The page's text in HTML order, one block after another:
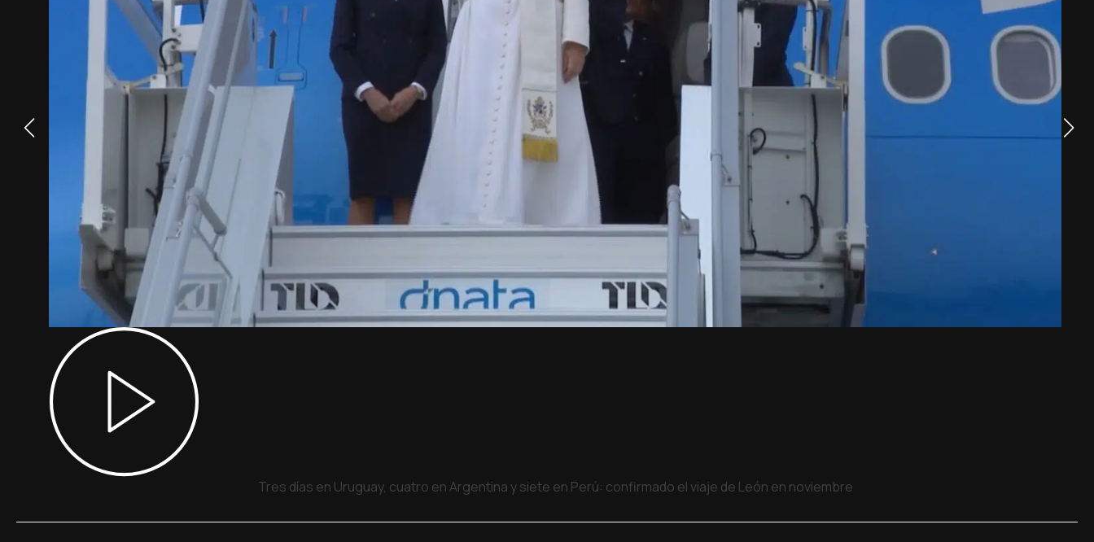
Tres días en Uruguay, cuatro en Argentina y siete en Perú: confirmado el viaje de León en noviembre